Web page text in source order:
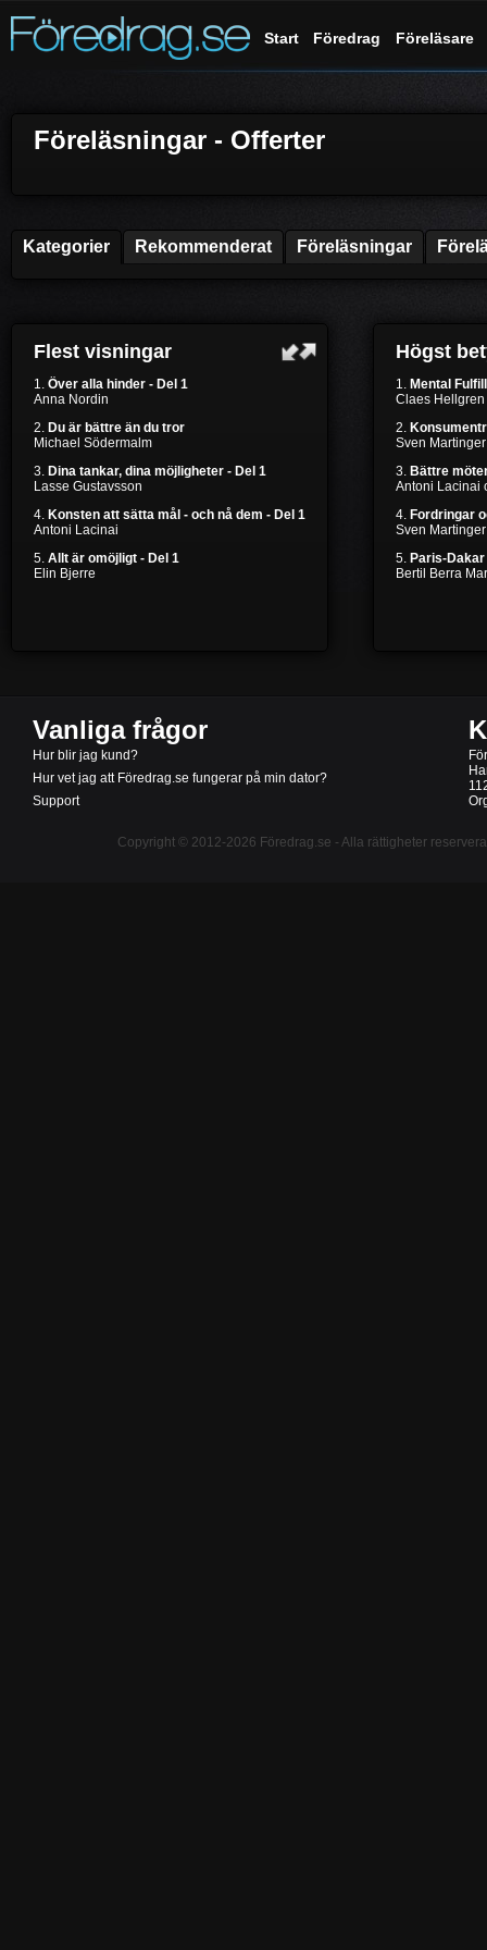
Start Föredrag Föreläsare
Föreläsningar - Offerter
Kategorier Rekommenderat Föreläsningar
Flest visningar
1. Över alla hinder - Del 1
Anna Nordin
2. Du är bättre än du tror
Michael Södermalm
3. Dina tankar, dina möjligheter - Del 1
Lasse Gustavsson
4. Konsten att sätta mål - och nå dem - Del 1
Antoni Lacinai
5. Allt är omöjligt - Del 1
Elin Bjerre
Högst
1. Mental
Claes Hellgren
2.
Sven Martinger
3. Bättre
Antoni Lacinai
4. Fordringar
Sven Martinger
5. Paris-Dakar
Bertil Berra
Vanliga frågor
Hur blir jag kund?
Hur vet jag att Föredrag.se fungerar på min dator?
Support
Copyright © 2012-2026 Föredrag.se - Alla rättigheter